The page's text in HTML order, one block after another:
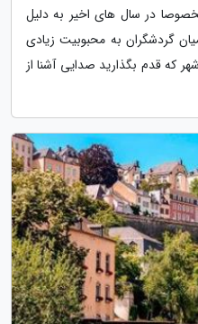
در سال های اخیر به دلیل
گردشگران به محبوبیت زیادی
که قدم بگذارید صدایی آشنا از